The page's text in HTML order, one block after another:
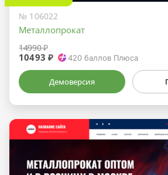
№ 106022
Металлопрокат
14990 ₽
10493 ₽ 420 баллов Плюса
Демоверсия